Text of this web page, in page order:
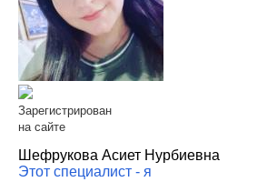
Зарегистрирован
на сайте
Шефрукова Асиет Нурбиевна
Этот специалист - я